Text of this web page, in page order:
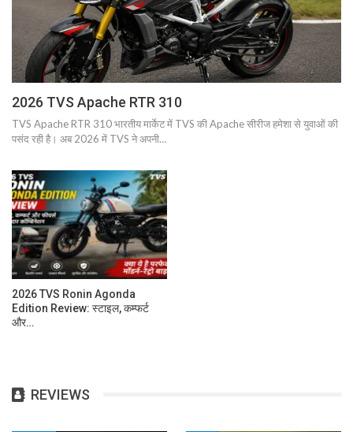
2026 TVS Apache RTR 310
TVS Apache RTR 310 भारतीय मार्केट में TVS की Apache सीरीज हमेशा से युवाओं की
पसंद रही है। अब 2026 में TVS ने अपनी…
2026 TVS Ronin Agonda
Edition Review: स्टाइल, कम्फर्ट
और…
REVIEWS